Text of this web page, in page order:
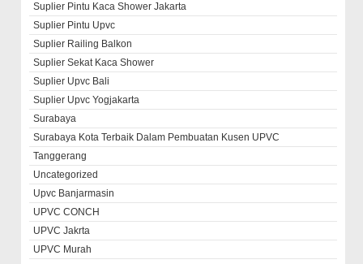
Suplier Pintu Kaca Shower Jakarta
Suplier Pintu Upvc
Suplier Railing Balkon
Suplier Sekat Kaca Shower
Suplier Upvc Bali
Suplier Upvc Yogjakarta
Surabaya
Surabaya Kota Terbaik Dalam Pembuatan Kusen UPVC
Tanggerang
Uncategorized
Upvc Banjarmasin
UPVC CONCH
UPVC Jakrta
UPVC Murah